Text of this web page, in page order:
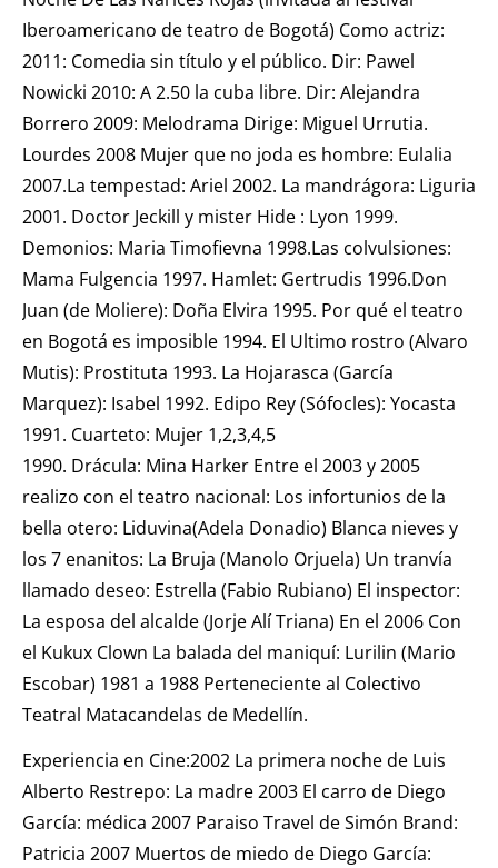
Iberoamericano de teatro de Bogotá) Como actriz:
2011: Comedia sin título y el público. Dir: Pawel
Nowicki 2010: A 2.50 la cuba libre. Dir: Alejandra
Borrero 2009: Melodrama Dirige: Miguel Urrutia.
Lourdes 2008 Mujer que no joda es hombre: Eulalia
2007.La tempestad: Ariel 2002. La mandrágora: Liguria
2001. Doctor Jeckill y mister Hide : Lyon 1999.
Demonios: Maria Timofievna 1998.Las colvulsiones:
Mama Fulgencia 1997. Hamlet: Gertrudis 1996.Don
Juan (de Moliere): Doña Elvira 1995. Por qué el teatro
en Bogotá es imposible 1994. El Ultimo rostro (Alvaro
Mutis): Prostituta 1993. La Hojarasca (García
Marquez): Isabel 1992. Edipo Rey (Sófocles): Yocasta
1991. Cuarteto: Mujer 1,2,3,4,5
1990. Drácula: Mina Harker Entre el 2003 y 2005
realizo con el teatro nacional: Los infortunios de la
bella otero: Liduvina(Adela Donadio) Blanca nieves y
los 7 enanitos: La Bruja (Manolo Orjuela) Un tranvía
llamado deseo: Estrella (Fabio Rubiano) El inspector:
La esposa del alcalde (Jorje Alí Triana) En el 2006 Con
el Kukux Clown La balada del maniquí: Lurilin (Mario
Escobar) 1981 a 1988 Perteneciente al Colectivo
Teatral Matacandelas de Medellín.
Experiencia en Cine:2002 La primera noche de Luis
Alberto Restrepo: La madre 2003 El carro de Diego
García: médica 2007 Paraiso Travel de Simón Brand:
Patricia 2007 Muertos de miedo de Diego García: